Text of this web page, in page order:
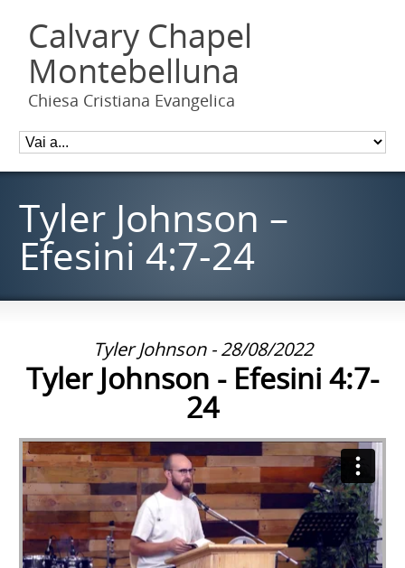
Calvary Chapel
Montebelluna
Chiesa Cristiana Evangelica
Tyler Johnson –
Efesini 4:7-24
Tyler Johnson - 28/08/2022
Tyler Johnson - Efesini 4:7-
24